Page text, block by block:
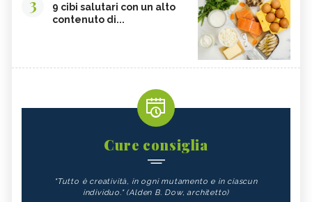
3
9 cibi salutari con un alto
contenuto di...
Cure consiglia
"Tutto è creatività, in ogni mutamento e in ciascun
individuo." (Alden B. Dow, architetto)